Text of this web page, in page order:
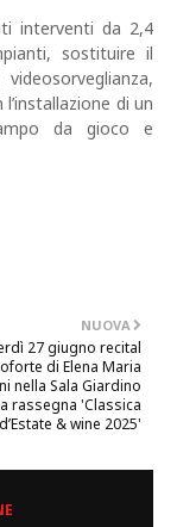
interventi da 2,4
sostituire il
di un
da gioco e
NUOVA
27 giugno recital
di Elena Maria
nella Sala Giardino
rassegna 'Classica
d’Estate & wine 2025'